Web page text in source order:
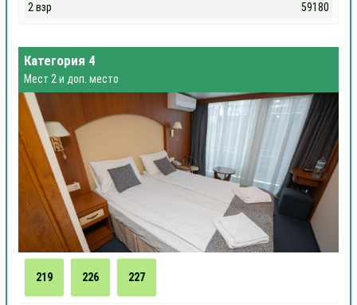
2 взр
59180
Категория 4
Мест 2 и доп. место
219 226 227